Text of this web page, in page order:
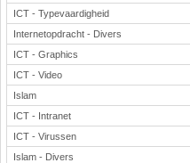
ICT - Typevaardigheid
Internetopdracht - Divers
ICT - Graphics
ICT - Video
Islam
ICT - Intranet
ICT - Virussen
Islam - Divers